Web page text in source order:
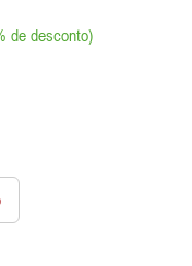
de desconto)